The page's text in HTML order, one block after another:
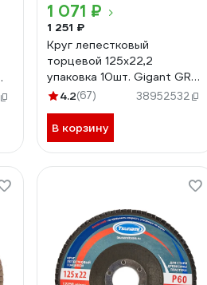
1 071 ₽
1 251 ₽
Круг лепестковый
торцевой 125x22,2
упаковка 10шт. Gigant GRF-
40-10
4.2(67) 38952532
В корзину